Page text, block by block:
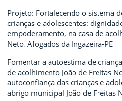
Projeto: Fortalecendo o sistema
crianças e adolescentes:
empoderamento, na casa de
Neto, Afogados da Ingazeira-PE
Fomentar a autoestima de
de acolhimento João de Freitas
autoconfiança das crianças e
abrigo municipal João de Freitas